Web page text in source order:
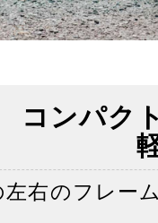
コンパク
左右のフレー